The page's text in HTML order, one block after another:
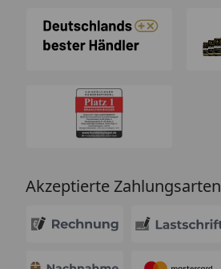
Akzeptierte Zahlungsarten